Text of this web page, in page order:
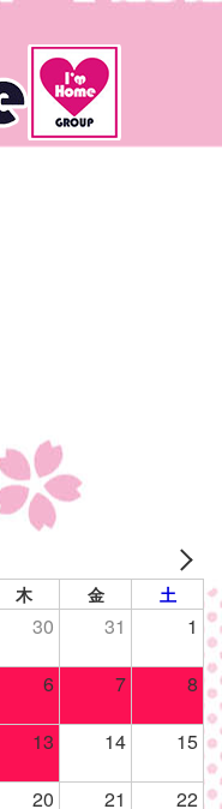
木 金 土
30 31 1
6 7 8
13 14 15
20 21 22